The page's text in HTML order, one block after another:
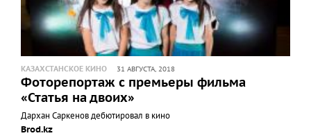
КАЗАХСТАНСКОЕ КИНО 31 АВГУСТА, 2018
Фоторепортаж с премьеры фильма
«Статья на двоих»
Дархан Саркенов дебютировал в кино
Brod.kz